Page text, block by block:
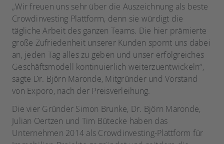
„Wir freuen uns sehr über die Auszeichnung als beste
Crowdinvesting Plattform, denn sie würdigt die
tägliche Arbeit des ganzen Teams. Die hier prämierte
große Zufriedenheit unserer Kunden spornt uns dabei
an, jeden Tag alles zu geben und unser erfolgreiches
Geschäftsmodell kontinuierlich weiterzuentwickeln“,
sagte Dr. Björn Maronde, Mitgründer und Vorstand
von Exporo, nach der Preisverleihung.
Die vier Gründer Simon Brunke, Dr. Björn Maronde,
Julian Oertzen und Tim Bütecke haben das
Unternehmen 2014 als Crowdinvesting-Plattform für